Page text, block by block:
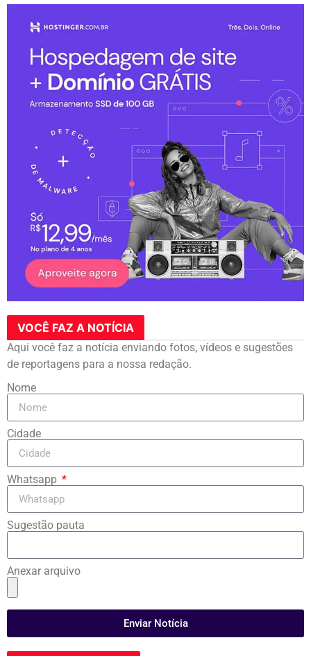
VOCÊ FAZ A NOTÍCIA
Aqui você faz a notícia enviando fotos, vídeos e sugestões
de reportagens para a nossa redação.
Nome
Cidade
Whatsapp
Sugestão pauta
Anexar arquivo
Enviar Notícia